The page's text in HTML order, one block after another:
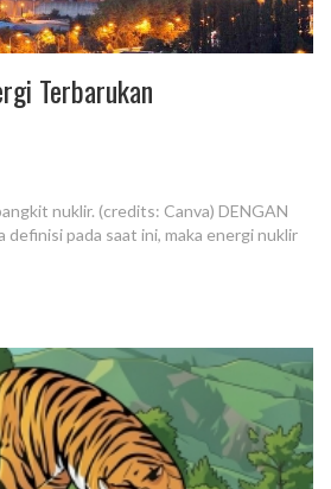
Terbarukan
nuklir. (credits: Canva) DENGAN
definisi pada saat ini, maka energi nuklir